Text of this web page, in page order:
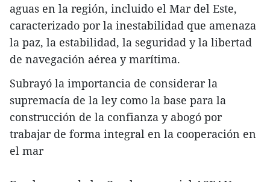
aguas en la región, incluido el Mar del Este,
caracterizado por la inestabilidad que amenaza
la paz, la estabilidad, la seguridad y la libertad
de navegación aérea y marítima.
Subrayó la importancia de considerar la
supremacía de la ley como la base para la
construcción de la confianza y abogó por
trabajar de forma integral en la cooperación en
el mar